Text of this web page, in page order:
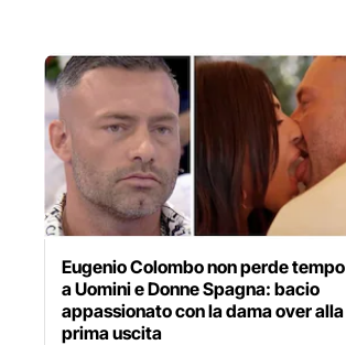
Eugenio Colombo non perde tempo
a Uomini e Donne Spagna: bacio
appassionato con la dama over alla
prima uscita